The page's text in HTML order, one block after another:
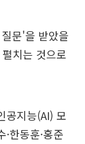
문'을 받았을
치는 것으로
공지능(AI) 모
한동훈·홍준